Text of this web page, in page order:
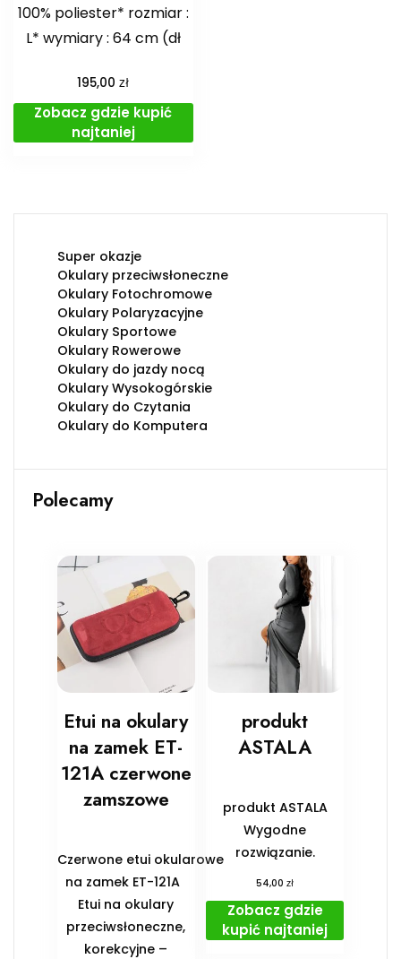
100% poliester* rozmiar :
L* wymiary : 64 cm (dł
195,00zł
Zobacz gdzie kupić
najtaniej
Super okazje
Okulary przeciwsłoneczne
Okulary Fotochromowe
Okulary Polaryzacyjne
Okulary Sportowe
Okulary Rowerowe
Okulary do jazdy nocą
Okulary Wysokogórskie
Okulary do Czytania
Okulary do Komputera
Polecamy
Etui na okulary
na zamek ET-
121A czerwone
zamszowe
Czerwone etui okularowe
na zamek ET-121A
Etui na okulary
przeciwsłoneczne,
korekcyjne –
produkt
ASTALA
produkt ASTALA
Wygodne
rozwiązanie.
54,00zł
Zobacz gdzie
kupić najtaniej